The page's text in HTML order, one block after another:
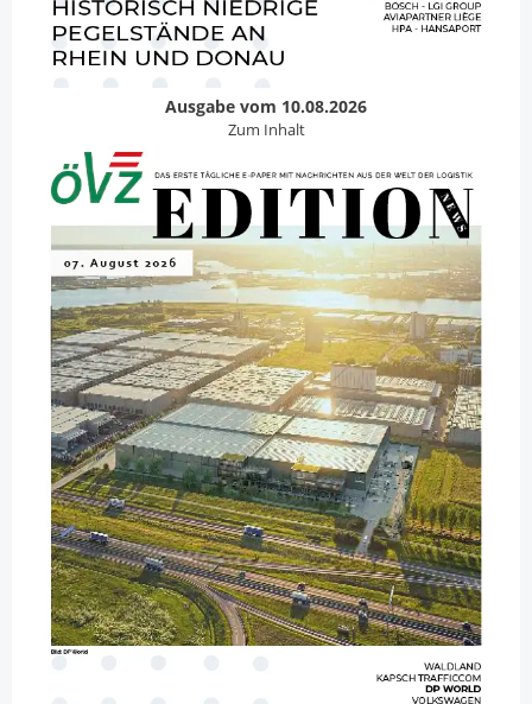
Ausgabe vom 10.08.2026
Zum Inhalt